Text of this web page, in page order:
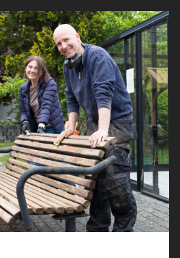
Read
article
"Sprer
godhet
i
nabolaget "